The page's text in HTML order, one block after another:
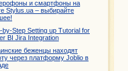
и смартфоны на
Stylus.ua – выбирайте
by-Step Setting up Tutorial for
BI Jira Integration
беженцы находят
через платформу Joblio в